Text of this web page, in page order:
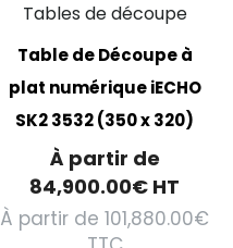
Tables de découpe
Table de Découpe à
plat numérique iECHO
SK2 3532 (350 x 320)
À partir de
84,900.00€ HT
À partir de101,880.00€